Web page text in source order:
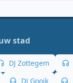
stad
DJ Zottegem
DJ Gooik